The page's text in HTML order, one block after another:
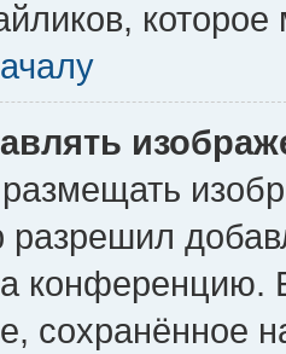
разрешил
конференцию.
сохранённое